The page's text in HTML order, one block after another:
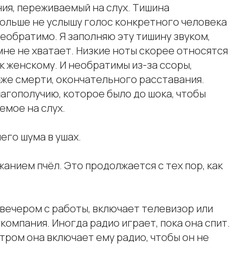
переживаемый на слух. Тишина
не услышу голос конкретного человека
Я заполняю эту тишину звуком,
не хватает. Низкие ноты скорее относятся
женскому. И необратимы из-за ссоры,
смерти, окончательного расставания.
которое было до шока, чтобы
на слух.
шума в ушах.
пчёл. Это продолжается с тех пор, как
с работы, включает телевизор или
Иногда радио играет, пока она спит.
она включает ему радио, чтобы он не